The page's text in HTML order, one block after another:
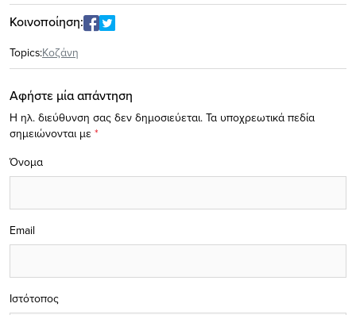
Κοινοποίηση:
Topics:Κοζάνη
Αφήστε μία απάντηση
Η ηλ. διεύθυνση σας δεν δημοσιεύεται. Τα υποχρεωτικά πεδία
σημειώνονται με *
Όνομα
Email
Ιστότοπος